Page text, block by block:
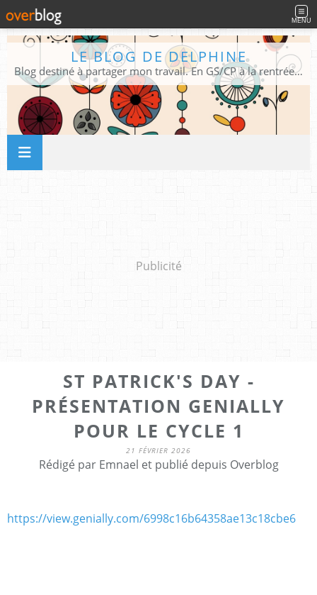
MENU
LE BLOG DE DELPHINE
Blog destiné à partager mon travail. En GS/CP à la rentrée 2026/2027 !
Publicité
ST PATRICK'S DAY -
PRÉSENTATION GENIALLY
POUR LE CYCLE 1
21 FÉVRIER 2026
Rédigé par Emnael et publié depuis Overblog
https://view.genially.com/6998c16b64358ae13c18cbe6